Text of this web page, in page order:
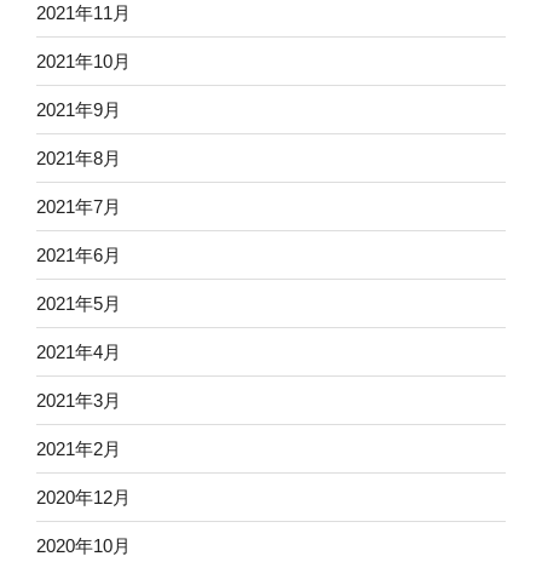
2021年11月
2021年10月
2021年9月
2021年8月
2021年7月
2021年6月
2021年5月
2021年4月
2021年3月
2021年2月
2020年12月
2020年10月